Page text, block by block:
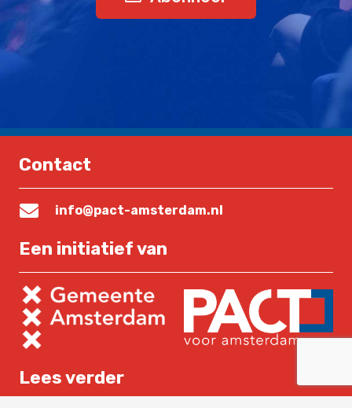
Contact
info@pact-amsterdam.nl
Een initiatief van
Lees verder